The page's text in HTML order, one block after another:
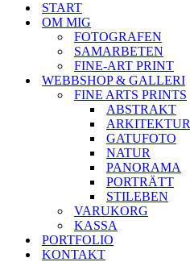
START
OM MIG
FOTOGRAFEN
SAMARBETEN
FINE-ART PRINT
WEBBSHOP & GALLERI
FINE ARTS PRINTS
ABSTRAKT
ARKITEKTUR
GATUFOTO
NATUR
PANORAMA
PORTRÄTT
STILEBEN
VARUKORG
KASSA
PORTFOLIO
KONTAKT